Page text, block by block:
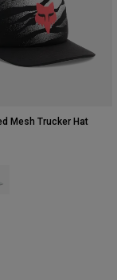
Mesh Trucker Hat
type of Schwarz.